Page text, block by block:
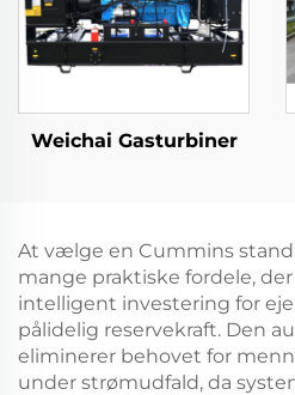
Weichai Gasturbiner
At vælge en Cummins
mange praktiske fordele,
intelligent investering for
pålidelig reservekraft. Den
eliminerer behovet for
under strømudfald, da